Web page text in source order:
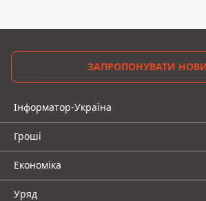
ЗАПРОПОНУВАТИ
Інформатор-Україна
Гроші
Економіка
Уряд